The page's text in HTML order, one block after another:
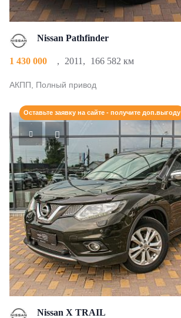
Nissan Pathfinder
1 430 000 , 2011 , 166 582 км
АКПП, Полный привод
Оставьте заявку на сайте - получите доп.выгоду
Nissan X TRAIL